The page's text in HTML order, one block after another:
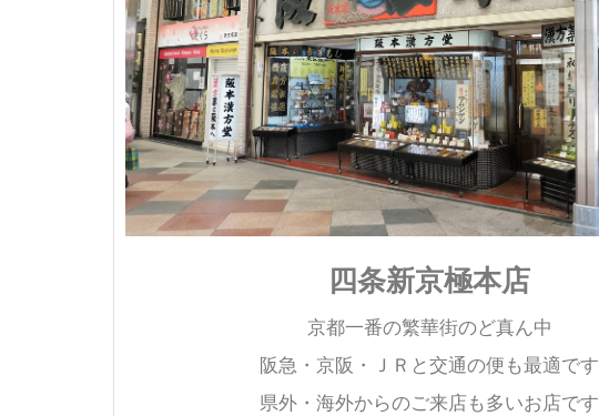
四条新京極本店
京都一番の繁華街のど真ん中
阪急・京阪・ＪＲと交通の便も最適です
県外・海外からのご来店も多いお店です